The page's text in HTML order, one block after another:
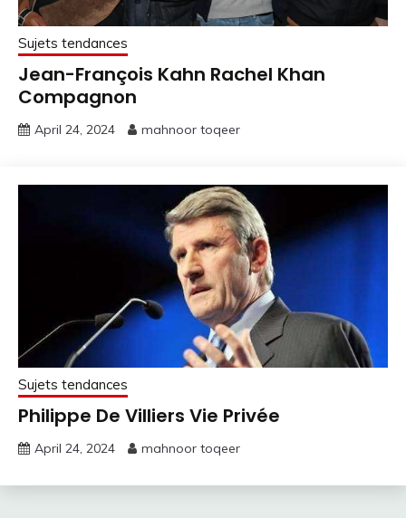
Sujets tendances
Jean-François Kahn Rachel Khan
Compagnon
April 24, 2024 mahnoor toqeer
Sujets tendances
Philippe De Villiers Vie Privée
April 24, 2024 mahnoor toqeer